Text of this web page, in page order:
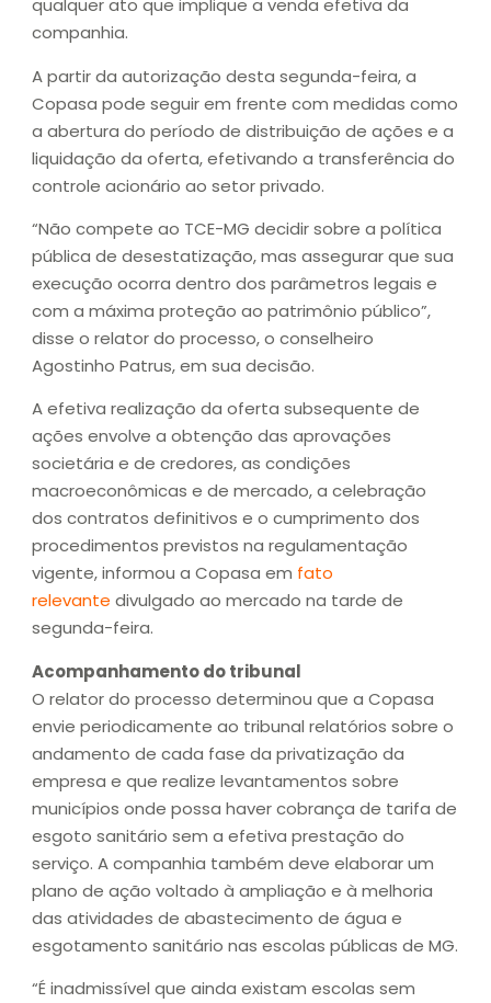
qualquer ato que implique a venda efetiva da
companhia.
A partir da autorização desta segunda-feira, a
Copasa pode seguir em frente com medidas como
a abertura do período de distribuição de ações e a
liquidação da oferta, efetivando a transferência do
controle acionário ao setor privado.
“Não compete ao TCE-MG decidir sobre a política
pública de desestatização, mas assegurar que sua
execução ocorra dentro dos parâmetros legais e
com a máxima proteção ao patrimônio público”,
disse o relator do processo, o conselheiro
Agostinho Patrus, em sua decisão.
A efetiva realização da oferta subsequente de
ações envolve a obtenção das aprovações
societária e de credores, as condições
macroeconômicas e de mercado, a celebração
dos contratos definitivos e o cumprimento dos
procedimentos previstos na regulamentação
vigente, informou a Copasa em fato
relevante divulgado ao mercado na tarde de
segunda-feira.
Acompanhamento do tribunal
O relator do processo determinou que a Copasa
envie periodicamente ao tribunal relatórios sobre o
andamento de cada fase da privatização da
empresa e que realize levantamentos sobre
municípios onde possa haver cobrança de tarifa de
esgoto sanitário sem a efetiva prestação do
serviço. A companhia também deve elaborar um
plano de ação voltado à ampliação e à melhoria
das atividades de abastecimento de água e
esgotamento sanitário nas escolas públicas de MG.
“É inadmissível que ainda existam escolas sem